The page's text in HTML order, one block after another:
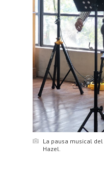
La pausa musical
Hazel.